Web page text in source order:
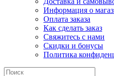
Информация о
Оплата заказа
Как сделать заказ
Свяжитесь с нами
Скидки и бонусы
Политика